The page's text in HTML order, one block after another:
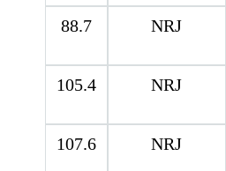
88.7
NRJ
105.4
NRJ
107.6
NRJ